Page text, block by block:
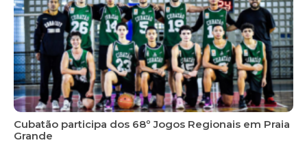
Cubatão participa dos 68º Jogos Regionais em Praia
Grande